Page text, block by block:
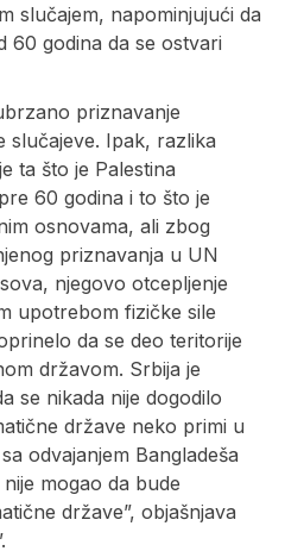
slučajem, napominjujući da
60 godina da se ostvari
priznavanje
slučajeve. Ipak, razlika
ta što je Palestina
60 godina i to što je
osnovama, ali zbog
priznavanja u UN
njegovo otcepljenje
upotrebom fizičke sile
da se deo teritorije
državom. Srbija je
se nikada nije dogodilo
države neko primi u
odvajanjem Bangladeša
mogao da bude
države”, objašnjava